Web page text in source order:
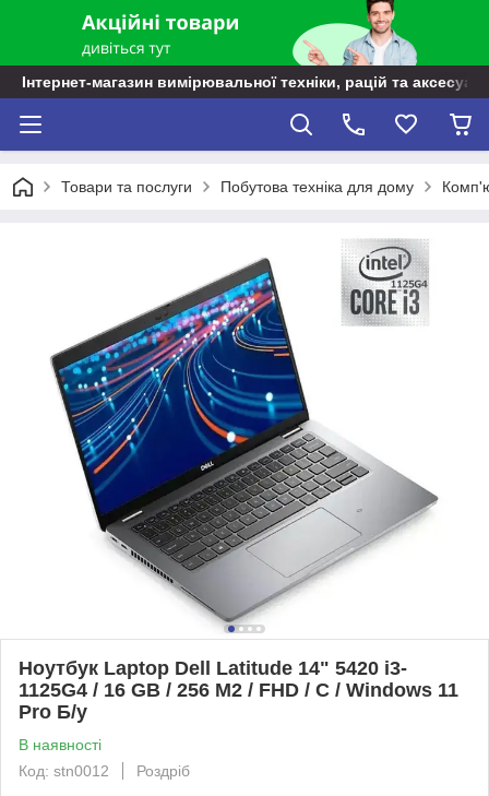
Інтернет-магазин вимірювальної техніки, рацій та
Товари та послуги Побутова техніка для дому
Ноутбук Laptop Dell Latitude 14" 5420 i3-
1125G4 / 16 GB / 256 M2 / FHD / C / Windows 11
Pro Б/у
В наявності
Код: stn0012
Роздріб